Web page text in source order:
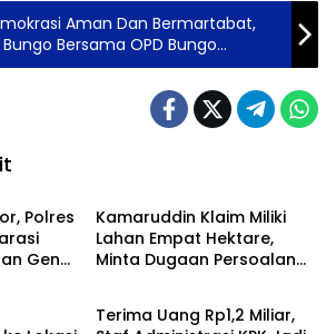
Aman Dan Bermartabat,
Bersama OPD Bungo
Deklarasi Pilrio
Polres
Geng
Kamaruddin Klaim Miliki
Lahan Empat Hektare,
Minta Dugaan Persoalan
Berita
Terima Uang Rp1,2 Miliar,